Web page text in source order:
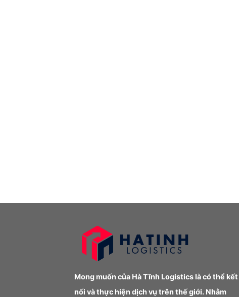
Mong muốn của Hà Tĩnh Logistics là có thể kết
nối và thực hiện dịch vụ trên thế giới. Nhằm